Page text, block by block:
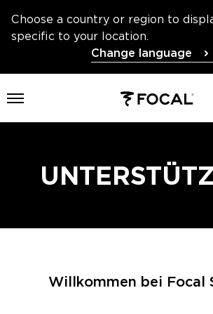
Choose a country or region to
specific to your location.
Change language
Menü öffnen
Willkommen bei Focal